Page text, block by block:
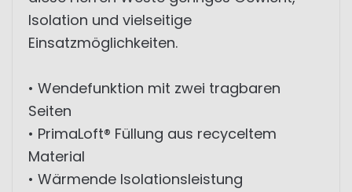
Isolation und vielseitige
Einsatzmöglichkeiten.
• Wendefunktion mit zwei tragbaren
Seiten
• PrimaLoft® Füllung aus recyceltem
Material
• Wärmende Isolationsleistung